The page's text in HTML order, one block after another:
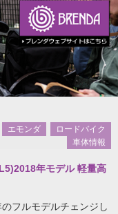
エモンダ
ロードバイク
車体情報
年モデル 軽量高
フルモデルチェンジし